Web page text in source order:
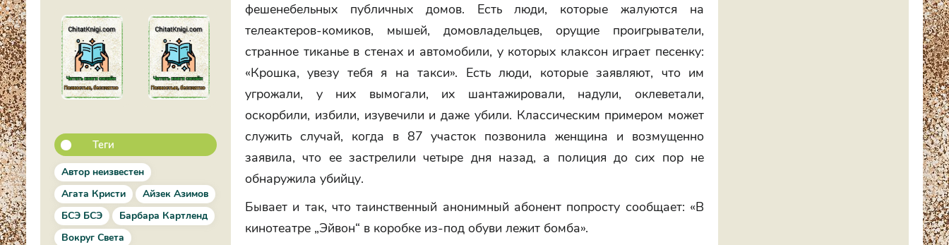
Теги
Автор неизвестен
Агата Кристи
Айзек Азимов
БСЭ БСЭ
Барбара Картленд
Вокруг Света
фешенебельных публичных домов. Есть люди, которые жалуются на
телеактеров-комиков, мышей, домовладельцев, орущие проигрыватели,
странное тиканье в стенах и автомобили, у которых клаксон играет песенку:
«Крошка, увезу тебя я на такси». Есть люди, которые заявляют, что им
угрожали, у них вымогали, их шантажировали, надули, оклеветали,
оскорбили, избили, изувечили и даже убили. Классическим примером может
служить случай, когда в 87 участок позвонила женщина и возмущенно
заявила, что ее застрелили четыре дня назад, а полиция до сих пор не
обнаружила убийцу.
Бывает и так, что таинственный анонимный абонент попросту сообщает: «В
кинотеатре „Эйвон“ в коробке из-под обуви лежит бомба».